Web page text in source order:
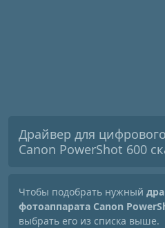
Драйвер для
Canon PowerShot 600
Чтобы подобрать нужный
фотоаппарата Canon
выбрать его из списка выше.